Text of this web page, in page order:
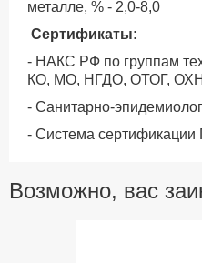
металле, % - 2,0-8,0
Сертификаты:
- НАКС РФ по группам
КО, МО, НГДО, ОТОГ,
- Санитарно-
- Система
Возможно, вас